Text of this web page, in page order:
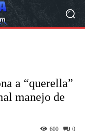
a “querella”
manejo de
0
600